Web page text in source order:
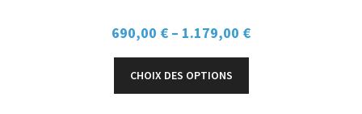
690,00 € – 1.179,00 €
CHOIX DES OPTIONS